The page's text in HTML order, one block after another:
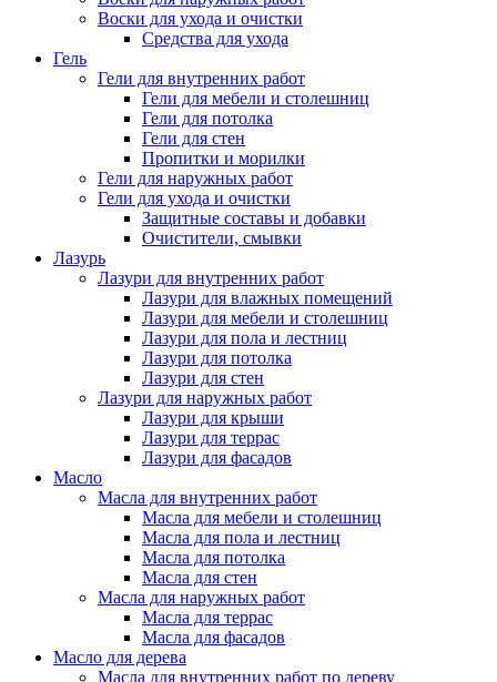
Воски для ухода и очистки
Средства для ухода
Гель
Гели для внутренних работ
Гели для мебели и столешниц
Гели для потолка
Гели для стен
Пропитки и морилки
Гели для наружных работ
Гели для ухода и очистки
Защитные составы и добавки
Очистители, смывки
Лазурь
Лазури для внутренних работ
Лазури для влажных помещений
Лазури для мебели и столешниц
Лазури для пола и лестниц
Лазури для потолка
Лазури для стен
Лазури для наружных работ
Лазури для крыши
Лазури для террас
Лазури для фасадов
Масло
Масла для внутренних работ
Масла для мебели и столешниц
Масла для пола и лестниц
Масла для потолка
Масла для стен
Масла для наружных работ
Масла для террас
Масла для фасадов
Масло для дерева
Масла для внутренних работ по дереву